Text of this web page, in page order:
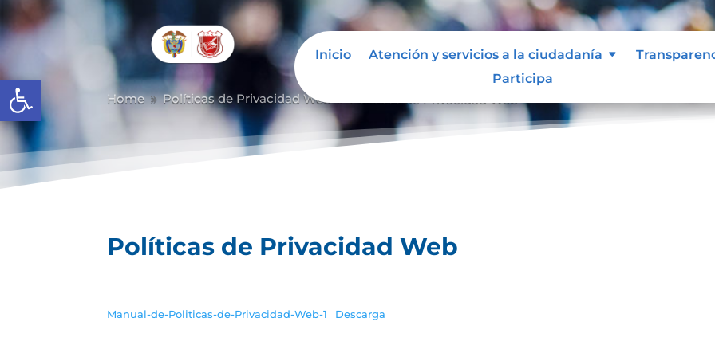
Abrir barra de herramientas
Inicio Atención y servicios a la ciudadanía
Participa
Home 9 Políticas de Privacidad Web
Políticas de Privacidad Web
Manual-de-Politicas-de-Privacidad-Web-1 Descarga